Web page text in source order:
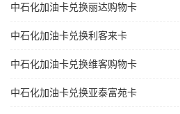
中石化加油卡兑换丽达购物卡
中石化加油卡兑换利客来卡
中石化加油卡兑换维客购物卡
中石化加油卡兑换亚泰富苑卡